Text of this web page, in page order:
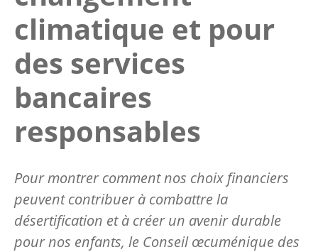
climatique et pour
des services
bancaires
responsables
Pour montrer comment nos choix financiers
peuvent contribuer à combattre la
désertification et à créer un avenir durable
pour nos enfants, le Conseil œcuménique des